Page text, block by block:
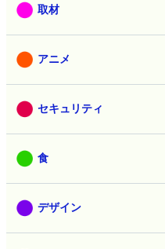
取材
アニメ
セキュリティ
食
デザイン